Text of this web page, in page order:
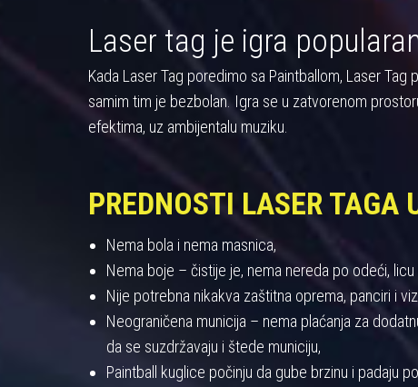
Laser tag je igra
Kada Laser Tag poredimo sa Paintballom, Laser
samim tim je bezbolan. Igra se u zatvorenom
efektima, uz ambijentalu muziku.
PREDNOSTI LASER TAGA
Nema bola i nema masnica,
Nema boje – čistije je, nema nereda po odeći, licu
Nije potrebna nikakva zaštitna oprema, panciri i
Neograničena municija – nema plaćanja za
da se suzdržavaju i štede municiju,
Paintball kuglice počinju da gube brzinu i padaju